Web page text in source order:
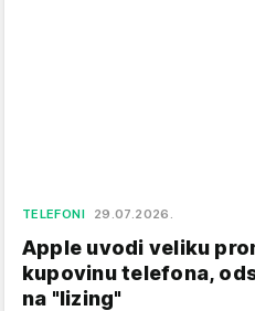
TELEFONI 29.07.2026.
Apple uvodi veliku
kupovinu telefona,
na "lizing"